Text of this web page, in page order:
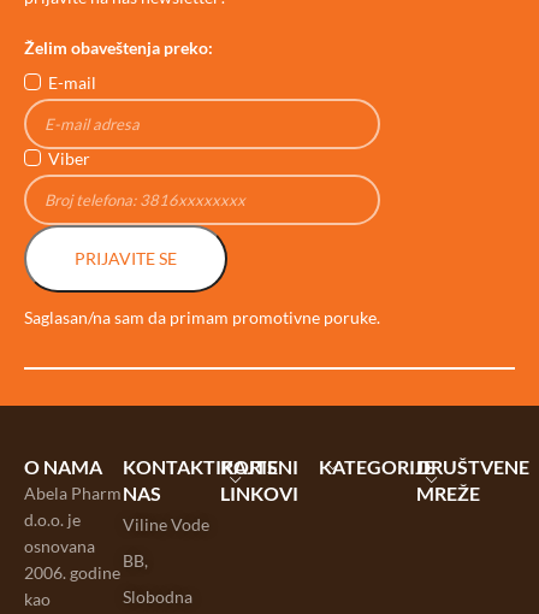
Želim obaveštenja preko:
E-mail
Viber
PRIJAVITE SE
Saglasan/na sam da primam promotivne poruke.
O NAMA
Abela Pharm
d.o.o. je
osnovana
2006. godine
kao
KONTAKTIRAJTE
NAS
Viline Vode
BB,
Slobodna
KORISNI
LINKOVI
KATEGORIJEDRUŠTVENE
MREŽE